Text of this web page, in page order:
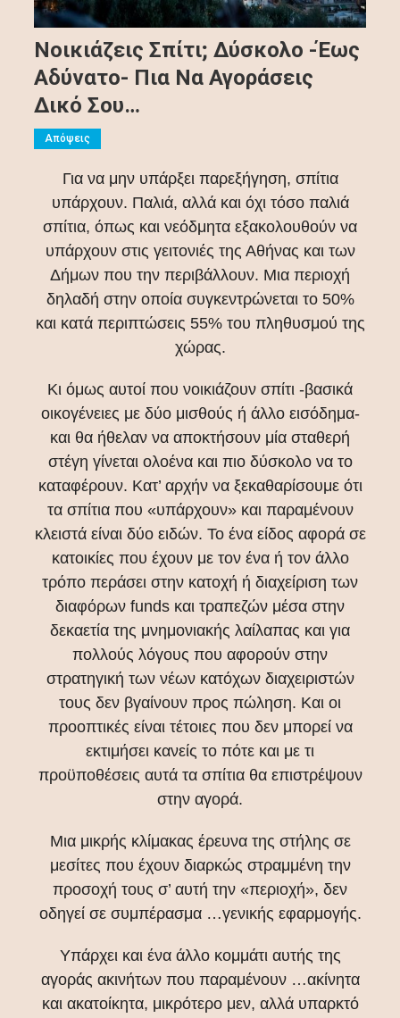
Νοικιάζεις Σπίτι; Δύσκολο -έως
Αδύνατο- Πια Να Αγοράσεις
Δικό Σου…
Απόψεις
Για να μην υπάρξει παρεξήγηση, σπίτια
υπάρχουν. Παλιά, αλλά και όχι τόσο παλιά
σπίτια, όπως και νεόδμητα εξακολουθούν να
υπάρχουν στις γειτονιές της Αθήνας και των
Δήμων που την περιβάλλουν. Μια περιοχή
δηλαδή στην οποία συγκεντρώνεται το 50%
και κατά περιπτώσεις 55% του πληθυσμού της
χώρας.
Κι όμως αυτοί που νοικιάζουν σπίτι -βασικά
οικογένειες με δύο μισθούς ή άλλο εισόδημα-
και θα ήθελαν να αποκτήσουν μία σταθερή
στέγη γίνεται ολοένα και πιο δύσκολο να το
καταφέρουν. Κατ’ αρχήν να ξεκαθαρίσουμε ότι
τα σπίτια που «υπάρχουν» και παραμένουν
κλειστά είναι δύο ειδών. Το ένα είδος αφορά σε
κατοικίες που έχουν με τον ένα ή τον άλλο
τρόπο περάσει στην κατοχή ή διαχείριση των
διαφόρων funds και τραπεζών μέσα στην
δεκαετία της μνημονιακής λαίλαπας και για
πολλούς λόγους που αφορούν στην
στρατηγική των νέων κατόχων διαχειριστών
τους δεν βγαίνουν προς πώληση. Και οι
προοπτικές είναι τέτοιες που δεν μπορεί να
εκτιμήσει κανείς το πότε και με τι
προϋποθέσεις αυτά τα σπίτια θα επιστρέψουν
στην αγορά.
Μια μικρής κλίμακας έρευνα της στήλης σε
μεσίτες που έχουν διαρκώς στραμμένη την
προσοχή τους σ’ αυτή την «περιοχή», δεν
οδηγεί σε συμπέρασμα …γενικής εφαρμογής.
Υπάρχει και ένα άλλο κομμάτι αυτής της
αγοράς ακινήτων που παραμένουν …ακίνητα
και ακατοίκητα, μικρότερο μεν, αλλά υπαρκτό